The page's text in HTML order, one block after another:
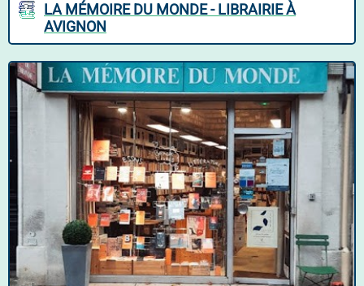
LA MÉMOIRE DU MONDE - LIBRAIRIE À
AVIGNON